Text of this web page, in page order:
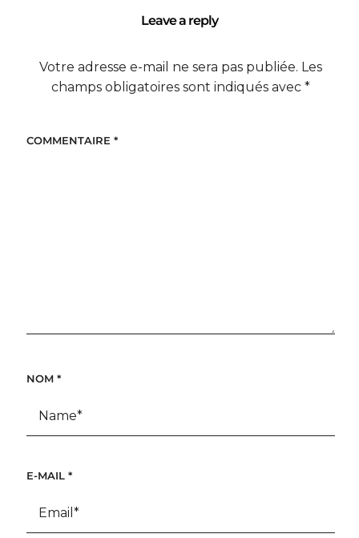
Leave a reply
Votre adresse e-mail ne sera pas publiée. Les
champs obligatoires sont indiqués avec *
COMMENTAIRE *
NOM *
E-MAIL *